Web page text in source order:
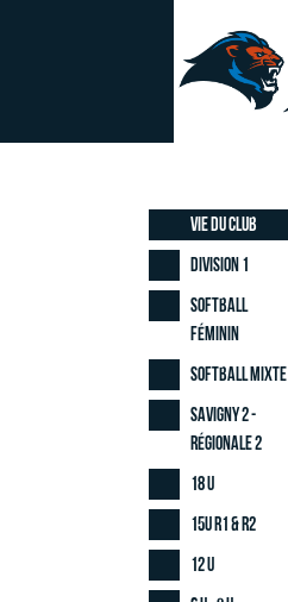
Vie du club
Division 1
Softball
Féminin
Softball Mixte
Savigny 2 -
Régionale 2
18 U
15U R1 & R2
12 U